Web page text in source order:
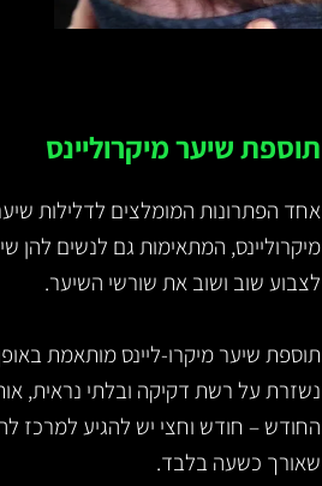
תוספת שיער מיקרוליינס
אחד הפתרונות המומלצים לדלילות
מיקרוליינס, המתאימות גם לנשים
לצבוע שוב ושוב את שורשי השיער.
תוספת שיער מיקרו-ליינס מותאמת
נשזרת על רשת דקיקה ובלתי נראית,
החודש – חודש וחצי יש להגיע למרכז
שאורך כשעה בלבד.